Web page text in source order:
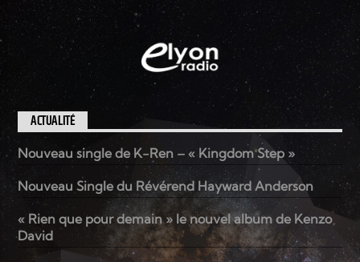
ACTUALITÉ
Nouveau single de K-Ren – « Kingdom Step »
Nouveau Single du Révérend Hayward Anderson
« Rien que pour demain » le nouvel album de Kenzo
David